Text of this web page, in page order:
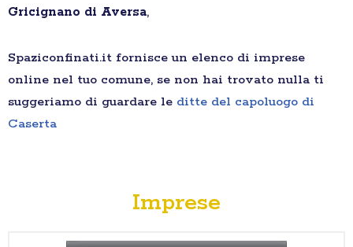
Gricignano di Aversa,
Spaziconfinati.it fornisce un elenco di imprese
online nel tuo comune, se non hai trovato nulla ti
suggeriamo di guardare le ditte del capoluogo di
Caserta
Imprese